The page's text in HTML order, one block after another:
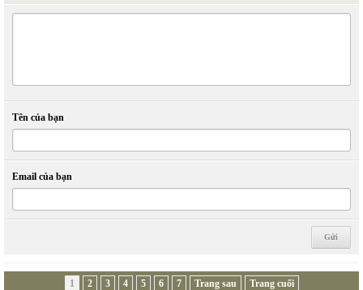
Tên của bạn
Email của bạn
1 2 3 4 5 6 7 Trang sau Trang cuối